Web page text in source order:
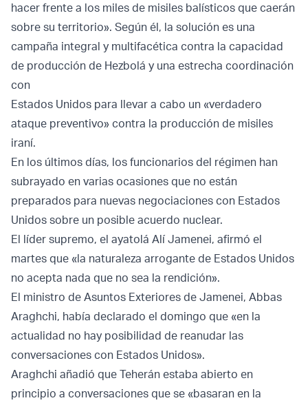
hacer frente a los miles de misiles balísticos que caerán
sobre su territorio». Según él, la solución es una
campaña integral y multifacética contra la capacidad
de producción de Hezbolá y una estrecha coordinación
con
Estados Unidos para llevar a cabo un «verdadero
ataque preventivo» contra la producción de misiles
iraní.
En los últimos días, los funcionarios del régimen han
subrayado en varias ocasiones que no están
preparados para nuevas negociaciones con Estados
Unidos sobre un posible acuerdo nuclear.
El líder supremo, el ayatolá Alí Jamenei, afirmó el
martes que «la naturaleza arrogante de Estados Unidos
no acepta nada que no sea la rendición».
El ministro de Asuntos Exteriores de Jamenei, Abbas
Araghchi, había declarado el domingo que «en la
actualidad no hay posibilidad de reanudar las
conversaciones con Estados Unidos».
Araghchi añadió que Teherán estaba abierto en
principio a conversaciones que se «basaran en la